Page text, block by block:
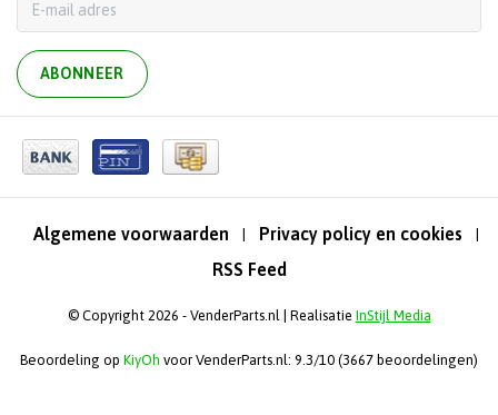
ABONNEER
Algemene voorwaarden Privacy policy en cookies
RSS Feed
© Copyright 2026 - VenderParts.nl | Realisatie InStijl Media
Beoordeling op KiyOh voor VenderParts.nl: 9.3/10 (3667 beoordelingen)